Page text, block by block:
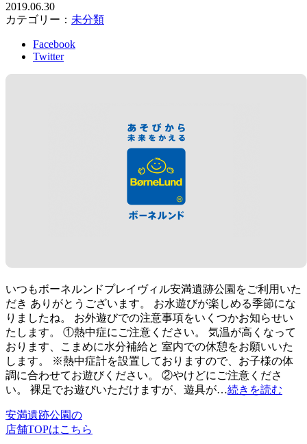
2019.06.30
カテゴリー： 未分類
Facebook
Twitter
いつもボーネルンドプレイヴィル安満遺跡公園をご利用いた
だき ありがとうございます。 お水遊びが楽しめる季節にな
りましたね。 お外遊びでの注意事項をいくつかお知らせい
たします。 ①熱中症にご注意ください。 気温が高くなって
おります、こまめに水分補給と 室内での休憩をお願いいた
します。 ※熱中症計を設置しておりますので、お子様の体
調に合わせてお遊びください。 ②やけどにご注意くださ
い。 裸足でお遊びいただけますが、遊具が…続きを読む
安満遺跡公園の
店舗TOPはこちら